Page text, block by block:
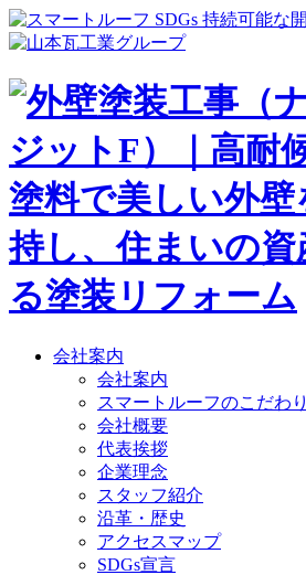
会社案内
会社案内
スマートルーフのこだわり
会社概要
代表挨拶
企業理念
スタッフ紹介
沿革・歴史
アクセスマップ
SDGs宣言